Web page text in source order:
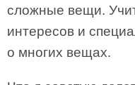
сложные вещи.
интересов и
о многих вещах.